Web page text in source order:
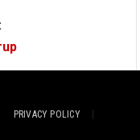
PRIVACY POLICY